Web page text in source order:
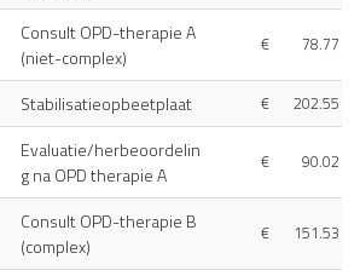
Consult OPD-therapie A
(niet-complex)
€ 78.77
Stabilisatieopbeetplaat € 202.55
Evaluatie/herbeoordelin
g na OPD therapie A
€ 90.02
Consult OPD-therapie B
(complex)
€ 151.53